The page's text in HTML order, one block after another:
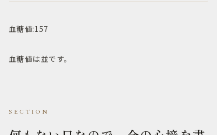
血糖値:157
血糖値は並です。